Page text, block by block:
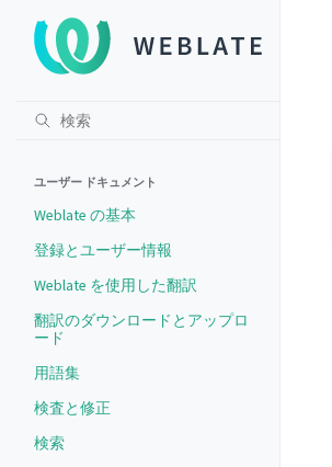
ユーザー ドキュメント
Weblate の基本
登録とユーザー情報
Weblate を使用した翻訳
翻訳のダウンロードとアップロ
ード
用語集
検査と修正
検索